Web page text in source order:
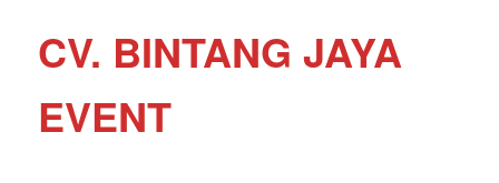
CV. BINTANG JAYA
EVENT